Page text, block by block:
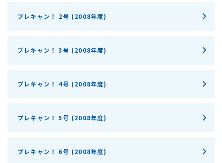
プレキャン！ 2号 (2008年度)
プレキャン！ 3号 (2008年度)
プレキャン！ 4号 (2008年度)
プレキャン！ 5号 (2008年度)
プレキャン！ 6号 (2008年度)